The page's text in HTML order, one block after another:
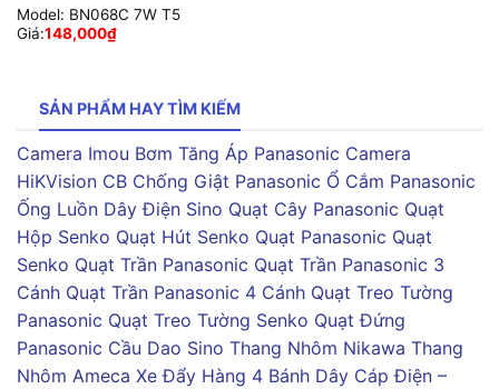
Model: BN068C 7W T5
Giá:148,000₫
SẢN PHẨM HAY TÌM KIẾM
Camera Imou Bơm Tăng Áp Panasonic Camera
HiKVision CB Chống Giật Panasonic Ổ Cắm Panasonic
Ống Luồn Dây Điện Sino Quạt Cây Panasonic Quạt
Hộp Senko Quạt Hút Senko Quạt Panasonic Quạt
Senko Quạt Trần Panasonic Quạt Trần Panasonic 3
Cánh Quạt Trần Panasonic 4 Cánh Quạt Treo Tường
Panasonic Quạt Treo Tường Senko Quạt Đứng
Panasonic Cầu Dao Sino Thang Nhôm Nikawa Thang
Nhôm Ameca Xe Đẩy Hàng 4 Bánh Dây Cáp Điện –